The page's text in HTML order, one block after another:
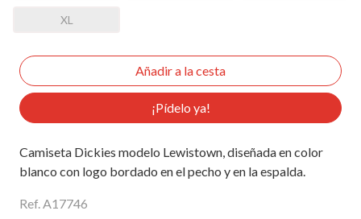
XL
¡Pídelo ya!
Camiseta Dickies modelo Lewistown, diseñada en color
blanco con logo bordado en el pecho y en la espalda.
Ref. A17746